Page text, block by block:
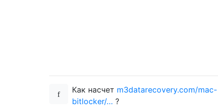
Как насчет m3datarecovery.com/mac-
bitlocker/… ?